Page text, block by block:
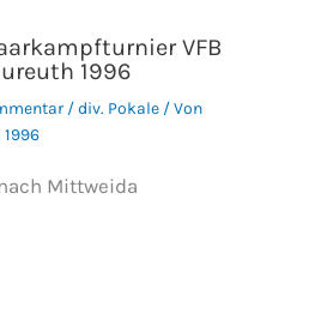
VFB
1996
/div. Pokale/ Von
1996
Mittweida